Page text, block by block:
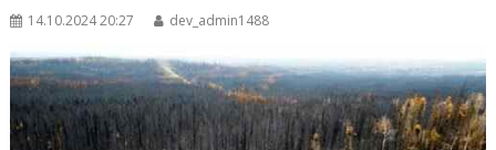
14.10.2024 20:27 dev_admin1488